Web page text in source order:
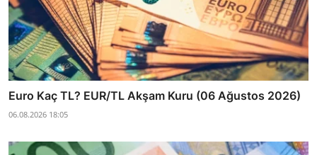
Euro Kaç TL? EUR/TL Akşam Kuru (06 Ağustos 2026)
06.08.2026 18:05